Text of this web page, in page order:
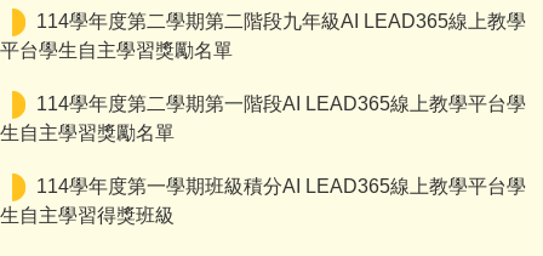
114學年度第二學期第二階段九年級AI LEAD365線上教學
平台學生自主學習獎勵名單
114學年度第二學期第一階段AI LEAD365線上教學平台學
生自主學習獎勵名單
114學年度第一學期班級積分AI LEAD365線上教學平台學
生自主學習得獎班級